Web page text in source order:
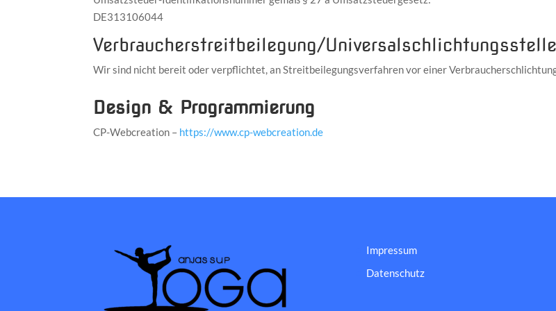
DE313106044
Verbraucher­streit­beilegung/Universal­schlichtungs­stelle
Wir sind nicht bereit oder verpflichtet, an Streitbeilegungsverfahren vor einer
Design & Programmierung
CP-Webcreation – https://www.cp-webcreation.de
Impressum
Datenschutz